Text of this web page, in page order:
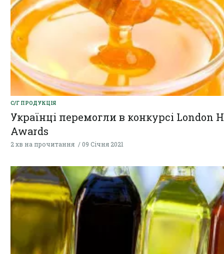
С/Г ПРОДУКЦІЯ
Українці перемогли в конкурсі London
Awards
2 хв на прочитання 09 Січня 2021